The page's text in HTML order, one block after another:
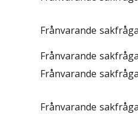
Frånvarande
Frånvarande
Frånvarande
Frånvarande